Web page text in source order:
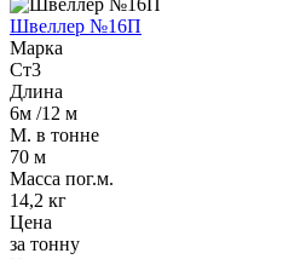
Швеллер №16П
Марка
Ст3
Длина
6м /12 м
М. в тонне
70 м
Масса пог.м.
14,2 кг
Цена
за тонну